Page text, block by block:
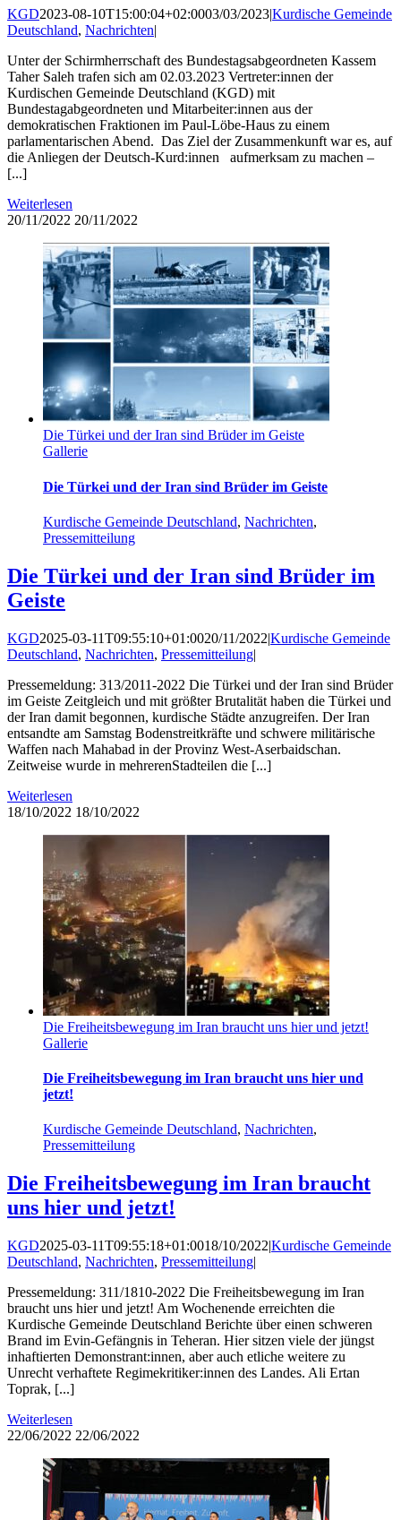
KGD2023-08-10T15:00:04+02:0003/03/2023|Kurdische Gemeinde
Deutschland, Nachrichten|
Unter der Schirmherrschaft des Bundestagsabgeordneten Kassem
Taher Saleh trafen sich am 02.03.2023 Vertreter:innen der
Kurdischen Gemeinde Deutschland (KGD) mit
Bundestagabgeordneten und Mitarbeiter:innen aus der
demokratischen Fraktionen im Paul-Löbe-Haus zu einem
parlamentarischen Abend. Das Ziel der Zusammenkunft war es, auf
die Anliegen der Deutsch-Kurd:innen aufmerksam zu machen –
[...]
Weiterlesen
20/11/2022 20/11/2022
Die Türkei und der Iran sind Brüder im Geiste
Gallerie
Die Türkei und der Iran sind Brüder im Geiste
Kurdische Gemeinde Deutschland, Nachrichten,
Pressemitteilung
Die Türkei und der Iran sind Brüder im
Geiste
KGD2025-03-11T09:55:10+01:0020/11/2022|Kurdische Gemeinde
Deutschland, Nachrichten, Pressemitteilung|
Pressemeldung: 313/2011-2022 Die Türkei und der Iran sind Brüder
im Geiste Zeitgleich und mit größter Brutalität haben die Türkei und
der Iran damit begonnen, kurdische Städte anzugreifen. Der Iran
entsandte am Samstag Bodenstreitkräfte und schwere militärische
Waffen nach Mahabad in der Provinz West-Aserbaidschan.
Zeitweise wurde in mehrerenStadteilen die [...]
Weiterlesen
18/10/2022 18/10/2022
Die Freiheitsbewegung im Iran braucht uns hier und jetzt!
Gallerie
Die Freiheitsbewegung im Iran braucht uns hier und
jetzt!
Kurdische Gemeinde Deutschland, Nachrichten,
Pressemitteilung
Die Freiheitsbewegung im Iran braucht
uns hier und jetzt!
KGD2025-03-11T09:55:18+01:0018/10/2022|Kurdische Gemeinde
Deutschland, Nachrichten, Pressemitteilung|
Pressemeldung: 311/1810-2022 Die Freiheitsbewegung im Iran
braucht uns hier und jetzt! Am Wochenende erreichten die
Kurdische Gemeinde Deutschland Berichte über einen schweren
Brand im Evin-Gefängnis in Teheran. Hier sitzen viele der jüngst
inhaftierten Demonstrant:innen, aber auch etliche weitere zu
Unrecht verhaftete Regimekritiker:innen des Landes. Ali Ertan
Toprak, [...]
Weiterlesen
22/06/2022 22/06/2022